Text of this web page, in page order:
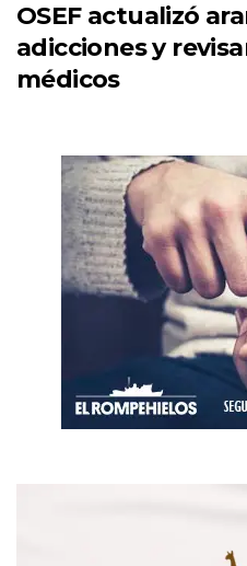
OSEF actualizó
adicciones y
médicos